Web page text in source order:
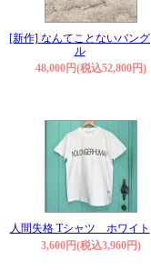
[新作] なんてことないバング
ル
48,000円(税込52,800円)
人間失格 Tシャツ ホワイト
3,600円(税込3,960円)